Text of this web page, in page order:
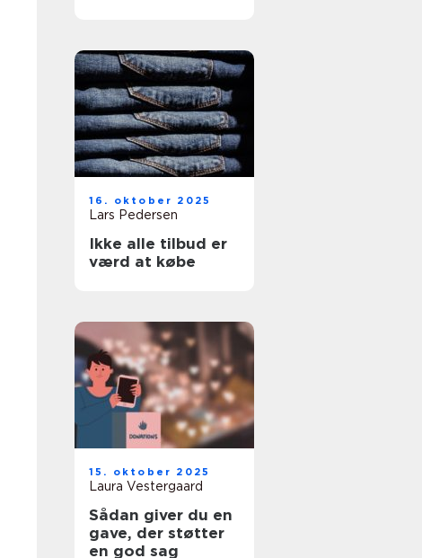
16. oktober 2025
Lars Pedersen
Ikke alle tilbud er
værd at købe
15. oktober 2025
Laura Vestergaard
Sådan giver du en
gave, der støtter
en god sag